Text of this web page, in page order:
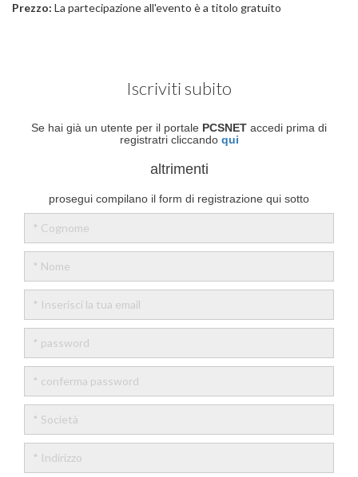
Prezzo: La partecipazione all'evento è a titolo gratuito
Iscriviti subito
Se hai già un utente per il portale PCSNET accedi prima di
registratri cliccando qui
altrimenti
prosegui compilano il form di registrazione qui sotto